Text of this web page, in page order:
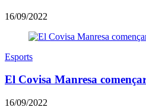
16/09/2022
Esports
El Covisa Manresa
16/09/2022